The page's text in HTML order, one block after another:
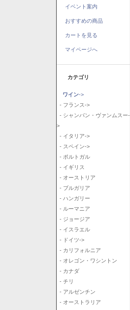
イベント案内
おすすめの商品
カートを見る
マイページへ
カテゴリ
ワイン->
- フランス->
- シャンパン・ヴァンムスー-
>
- イタリア->
- スペイン->
- ポルトガル
- イギリス
- オーストリア
- ブルガリア
- ハンガリー
- ルーマニア
- ジョージア
- イスラエル
- ドイツ->
- カリフォルニア
- オレゴン・ワシントン
- カナダ
- チリ
- アルゼンチン
- オーストラリア